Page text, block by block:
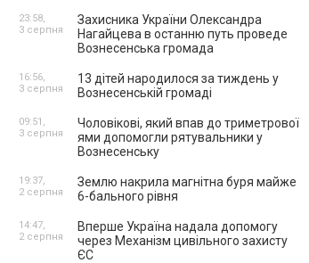
Захисника України Олександра
Нагайцева в останню путь проведе
Вознесенська громада
23:58,
3 серпня
13 дітей народилося за тиждень у
Вознесенській громаді
16:56,
3 серпня
Чоловікові, який впав до триметрової
ями допомогли рятувальники у
Вознесенську
09:51,
3 серпня
Землю накрила магнітна буря майже
6-бального рівня
19:37,
2 серпня
Вперше Україна надала допомогу
через Механізм цивільного захисту
ЄС
14:47,
2 серпня